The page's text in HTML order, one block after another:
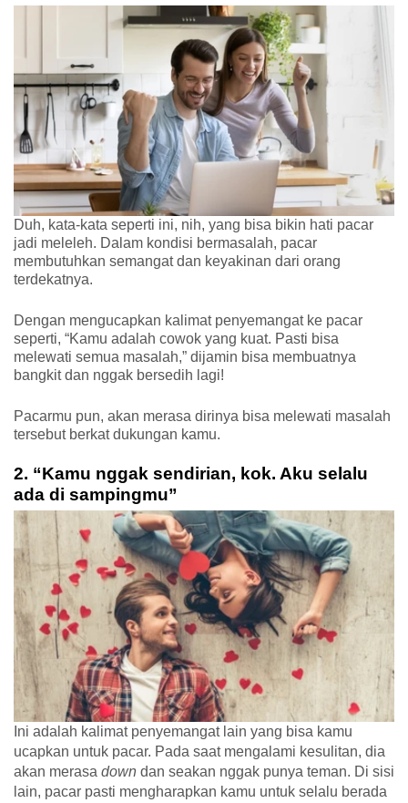
Duh, kata-kata seperti ini, nih, yang bisa bikin hati pacar
jadi meleleh. Dalam kondisi bermasalah, pacar
membutuhkan semangat dan keyakinan dari orang
terdekatnya.
Dengan mengucapkan kalimat penyemangat ke pacar
seperti, “Kamu adalah cowok yang kuat. Pasti bisa
melewati semua masalah,” dijamin bisa membuatnya
bangkit dan nggak bersedih lagi!
Pacarmu pun, akan merasa dirinya bisa melewati masalah
tersebut berkat dukungan kamu.
2. “Kamu nggak sendirian, kok. Aku selalu
ada di sampingmu”
Ini adalah kalimat penyemangat lain yang bisa kamu
ucapkan untuk pacar. Pada saat mengalami kesulitan, dia
akan merasa down dan seakan nggak punya teman. Di sisi
lain, pacar pasti mengharapkan kamu untuk selalu berada